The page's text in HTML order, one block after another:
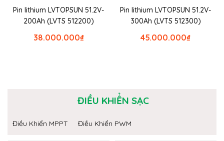
Pin lithium LVTOPSUN 51.2V-
200Ah (LVTS 512200)
₫
38.000.000
Pin lithium LVTOPSUN 51.2V-
300Ah (LVTS 512300)
₫
45.000.000
ĐIỀU KHIỂN SẠC
Điều Khiển MPPT Điều Khiển PWM